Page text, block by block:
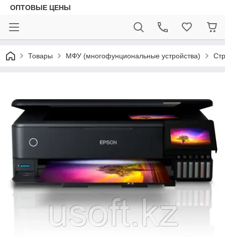
ОПТОВЫЕ ЦЕНЫ
Товары МФУ (многофунциональные устройства)